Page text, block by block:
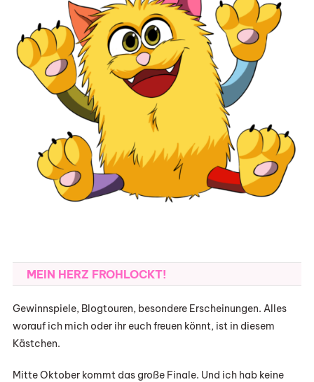
MEIN HERZ FROHLOCKT!
Gewinnspiele, Blogtouren, besondere Erscheinungen. Alles
worauf ich mich oder ihr euch freuen könnt, ist in diesem
Kästchen.
Mitte Oktober kommt das große Finale. Und ich hab keine